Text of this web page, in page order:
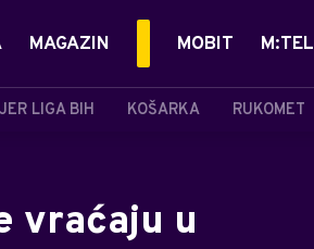
LIGA BIH KOŠARKA RUKOMET
MAGAZIN MOBIT M:TEL
vraćaju u